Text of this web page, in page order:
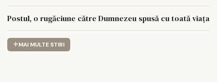
Postul, o rugăciune către Dumnezeu spusă cu toată viața
MAI MULTE STIRI